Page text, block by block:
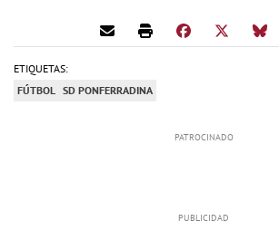
ETIQUETAS:
FÚTBOL SD PONFERRADINA